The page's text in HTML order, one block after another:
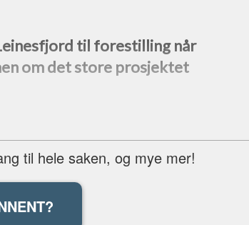
til forestilling når
om det store prosjektet
til hele saken, og mye mer!